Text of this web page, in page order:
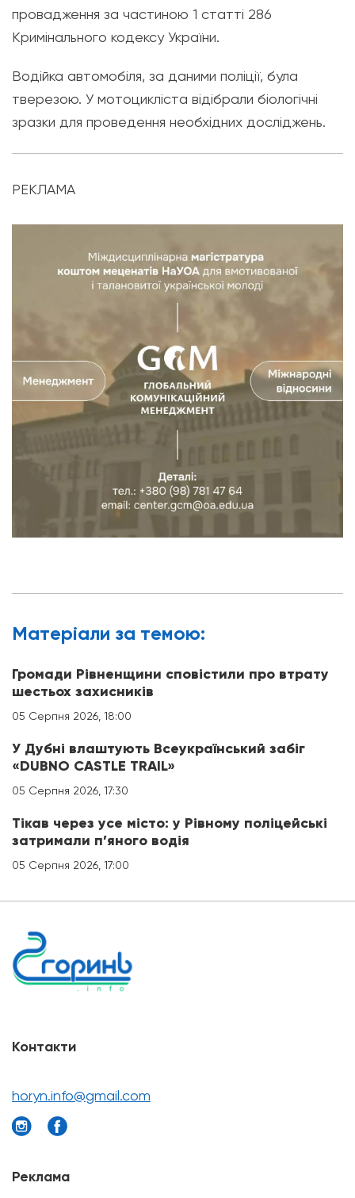
провадження за частиною 1 статті 286
Кримінального кодексу України.
Водійка автомобіля, за даними поліції, була
тверезою. У мотоцикліста відібрали біологічні
зразки для проведення необхідних досліджень.
РЕКЛАМА
Матерiали за темою:
Громади Рівненщини сповістили про втрату
шестьох захисників
05 Серпня 2026, 18:00
У Дубні влаштують Всеукраїнський забіг
«DUBNO CASTLE TRAIL»
05 Серпня 2026, 17:30
Тікав через усе місто: у Рівному поліцейські
затримали п’яного водія
05 Серпня 2026, 17:00
Контакти
horyn.info@gmail.com
Реклама